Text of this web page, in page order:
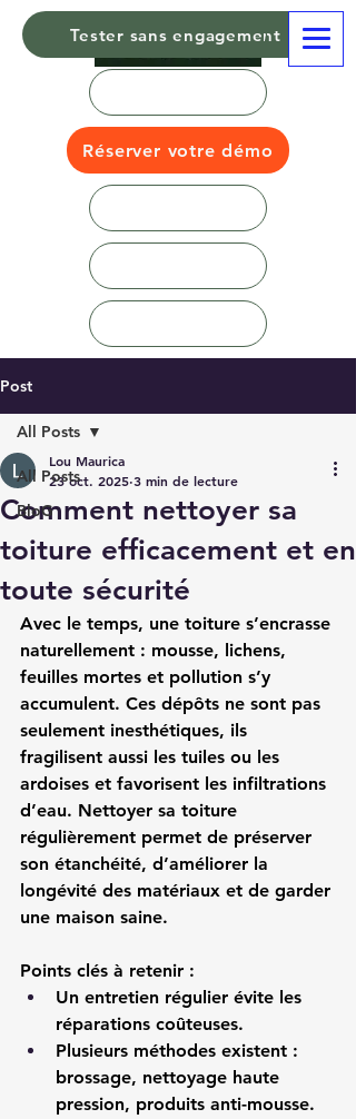
Tester sans engagement
Réserver votre démo
Post
All Posts
BloG
All Posts
Comment nettoyer sa
toiture efficacement et en
toute sécurité
Lou Maurica
23 oct. 2025 3 min de lecture
Avec le temps, une toiture s’encrasse
naturellement : mousse, lichens,
feuilles mortes et pollution s’y
accumulent. Ces dépôts ne sont pas
seulement inesthétiques, ils
fragilisent aussi les tuiles ou les
ardoises et favorisent les infiltrations
d’eau. Nettoyer sa toiture
régulièrement permet de préserver
son étanchéité, d’améliorer la
longévité des matériaux et de garder
une maison saine.
Points clés à retenir :
Un entretien régulier évite les
réparations coûteuses.
Plusieurs méthodes existent :
brossage, nettoyage haute
pression, produits anti-mousse.